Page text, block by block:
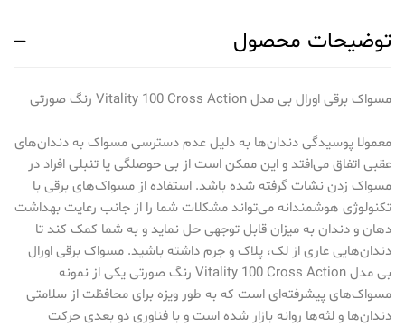
توضیحات محصول
مسواک برقی اورال بی مدل Vitality 100 Cross Action رنگ صورتی
معمولا پوسیدگی دندان‌ها به دلیل عدم دسترسی مسواک به دندان‌های
عقبی اتفاق می‌افتد و این ممکن است از بی حوصلگی یا تنبلی افراد در
مسواک زدن نشات گرفته شده باشد. استفاده از مسواک‌های برقی با
تکنولوژی هوشمندانه می‌تواند مشکلات شما را از جانب رعایت بهداشت
دهان و دندان به میزان قابل توجهی حل نماید و به شما کمک کند تا
دندان‌هایی عاری از لک، پلاک و جرم داشته باشید. مسواک برقی اورال
بی مدل Vitality 100 Cross Action رنگ صورتی یکی از نمونه
مسواک‌های پیشرفته‌ای است که به طور ویزه برای محافظت از سلامتی
دندان‌ها و لثه‌ها روانه بازار شده است و با فناوری دو بعدی حرکت